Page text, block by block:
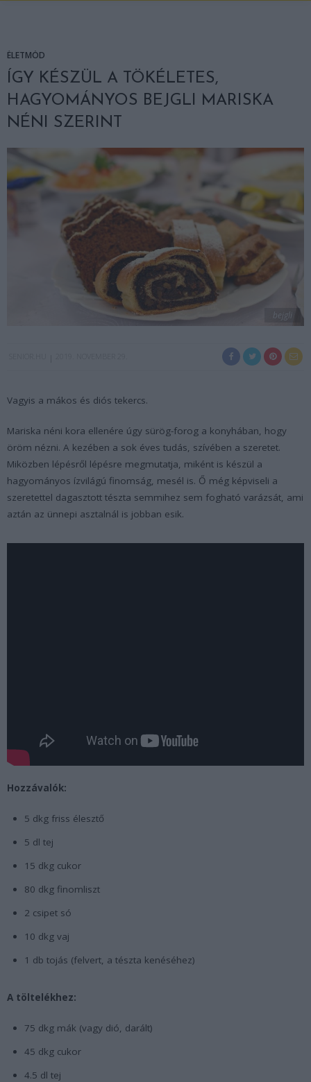
ÉLETMÓD
ÍGY KÉSZÜL A TÖKÉLETES,
HAGYOMÁNYOS BEJGLI MARISKA
NÉNI SZERINT
bejgli
Vagyis a mákos és diós tekercs.
Mariska néni kora ellenére úgy sürög-forog a konyhában, hogy
öröm nézni. A kezében a sok éves tudás, szívében a szeretet.
Miközben lépésről lépésre megmutatja, miként is készül a
hagyományos ízvilágú finomság, mesél is. Ő még képviseli a
szeretettel dagasztott tészta semmihez sem fogható varázsát, ami
aztán az ünnepi asztalnál is jobban esik.
Hozzávalók:
5 dkg friss élesztő
5 dl tej
15 dkg cukor
80 dkg finomliszt
2 csipet só
10 dkg vaj
1 db tojás (felvert, a tészta kenéséhez)
A töltelékhez:
75 dkg mák (vagy dió, darált)
45 dkg cukor
4.5 dl tej